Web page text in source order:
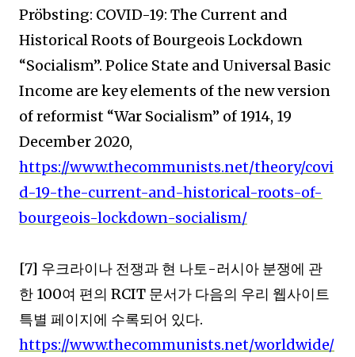
Pröbsting: COVID-19: The Current and
Historical Roots of Bourgeois Lockdown
“Socialism”. Police State and Universal Basic
Income are key elements of the new version
of reformist “War Socialism” of 1914, 19
December 2020,
https://www.thecommunists.net/theory/covi
d-19-the-current-and-historical-roots-of-
bourgeois-lockdown-socialism/
[7] 우크라이나 전쟁과 현 나토-러시아 분쟁에 관
한 100여 편의 RCIT 문서가 다음의 우리 웹사이트
특별 페이지에 수록되어 있다.
https://www.thecommunists.net/worldwide/